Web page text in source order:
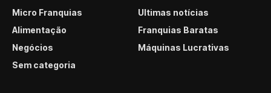
Micro Franquias
Últimas notícias
Alimentação
Franquias Baratas
Negócios
Máquinas Lucrativas
Sem categoria